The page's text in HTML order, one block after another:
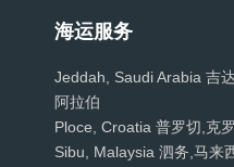
海运服务
Jeddah, Saudi Arabia 吉
阿拉伯
Ploce, Croatia 普罗切,克
Sibu, Malaysia 泗务,马来